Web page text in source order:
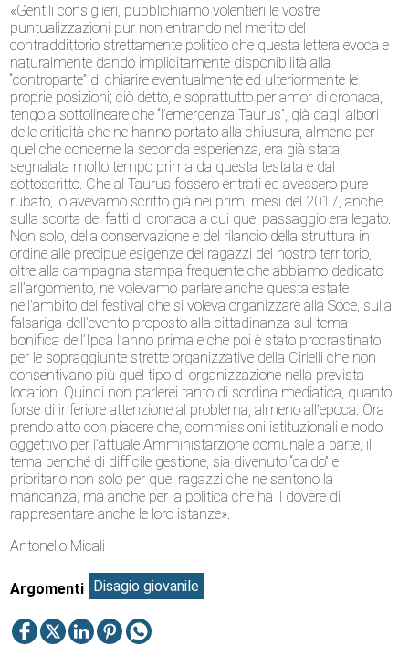
«Gentili consiglieri, pubblichiamo volentieri le vostre
puntualizzazioni pur non entrando nel merito del
contraddittorio strettamente politico che questa lettera evoca e
naturalmente dando implicitamente disponibilità alla
“controparte” di chiarire eventualmente ed ulteriormente le
proprie posizioni; ciò detto, e soprattutto per amor di cronaca,
tengo a sottolineare che “l’emergenza Taurus”, già dagli albori
delle criticità che ne hanno portato alla chiusura, almeno per
quel che concerne la seconda esperienza, era già stata
segnalata molto tempo prima da questa testata e dal
sottoscritto. Che al Taurus fossero entrati ed avessero pure
rubato, lo avevamo scritto già nei primi mesi del 2017, anche
sulla scorta dei fatti di cronaca a cui quel passaggio era legato.
Non solo, della conservazione e del rilancio della struttura in
ordine alle precipue esigenze dei ragazzi del nostro territorio,
oltre alla campagna stampa frequente che abbiamo dedicato
all’argomento, ne volevamo parlare anche questa estate
nell’ambito del festival che si voleva organizzare alla Soce, sulla
falsariga dell’evento proposto alla cittadinanza sul tema
bonifica dell’Ipca l’anno prima e che poi è stato procrastinato
per le sopraggiunte strette organizzative della Cirielli che non
consentivano più quel tipo di organizzazione nella prevista
location. Quindi non parlerei tanto di sordina mediatica, quanto
forse di inferiore attenzione al problema, almeno all’epoca. Ora
prendo atto con piacere che, commissioni istituzionali e nodo
oggettivo per l’attuale Amministarzione comunale a parte, il
tema benché di difficile gestione, sia divenuto “caldo” e
prioritario non solo per quei ragazzi che ne sentono la
mancanza, ma anche per la politica che ha il dovere di
rappresentare anche le loro istanze».
Antonello Micali
Argomenti Disagio giovanile